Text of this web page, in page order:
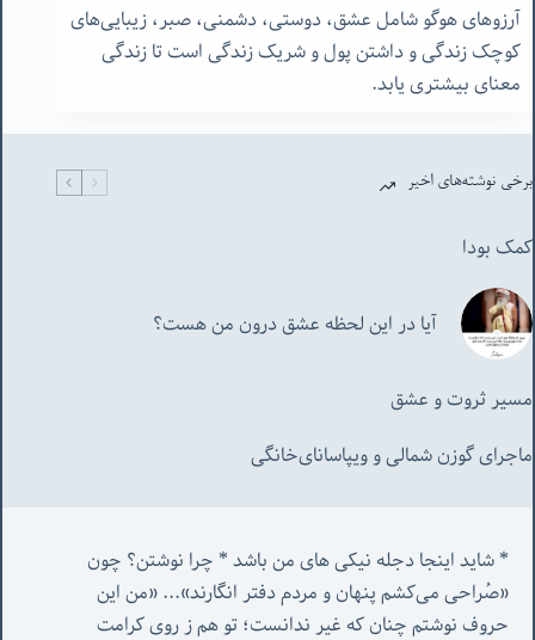
آرزوهای هوگو شامل عشق، دوستی، دشمنی، صبر، زیبایی‌های
کوچک زندگی و داشتن پول و شریک زندگی است تا زندگی
معنای بیشتری یابد.
برخی نوشته‌های اخیر
کمک بودا
آیا در این لحظه عشق درون من هست؟
مسیر ثروت و عشق
ماجرای گوزن شمالی و‌ ویپاسانای‌خانگی
«صُراحی می‌کشم پنهان‌ و مردم‌ دفتر انگارند»... «